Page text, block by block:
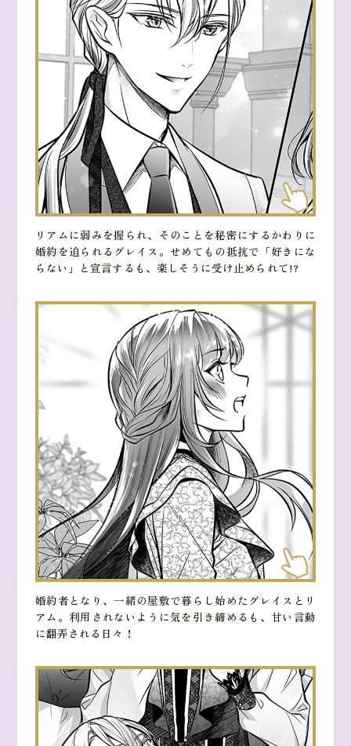
リアムに弱みを握られ、そのことを秘密にするかわりに
婚約を迫られるグレイス。せめてもの抵抗で「好きにな
らない」と宣言するも、楽しそうに受け止められて!?
婚約者となり、一緒の屋敷で暮らし始めたグレイスとリ
アム。利用されないように気を引き締めるも、甘い言動
に翻弄される日々！